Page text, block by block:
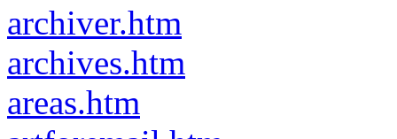
archiver.htm
archives.htm
areas.htm